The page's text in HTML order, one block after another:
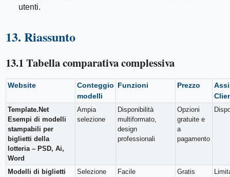
utenti.
13. Riassunto
13.1 Tabella comparativa complessiva
Website
Conteggio
modelli
Funzioni Prezzo
Template.Net
Esempi di modelli
stampabili per
biglietti della
lotteria – PSD, Ai,
Word
Ampia
selezione
Disponibilità
multiformato,
design
professionali
Opzioni
gratuite e
a
pagamento
Modelli di biglietti Selezione Facile Gratis